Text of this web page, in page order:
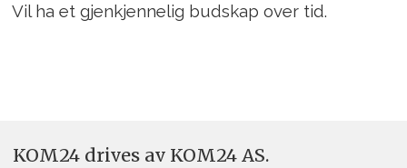
Vil ha et gjenkjennelig budskap over tid.
KOM24 drives av KOM24 AS.